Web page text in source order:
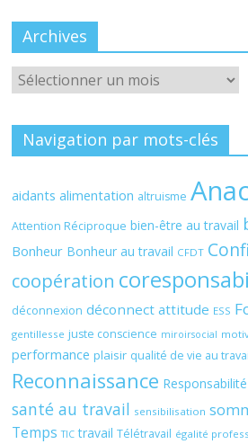
Archives
Archives
Navigation par mots-clés
aidants alimentation altruisme
Attention Réciproque bien-être au travail
Bonheur Bonheur au travail CFDT
coopération
déconnexion déconnect attitude ESS
gentillesse juste conscience miroirsocial
performance plaisir qualité de vie au
Reconnaissance Responsabilité
santé au travail sensibilisation
Temps TIC travail Télétravail égalité